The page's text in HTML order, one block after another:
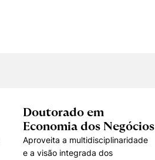
Doutorado em
Economia dos Negócios
Aproveita a multidisciplinaridade
e a visão integrada dos